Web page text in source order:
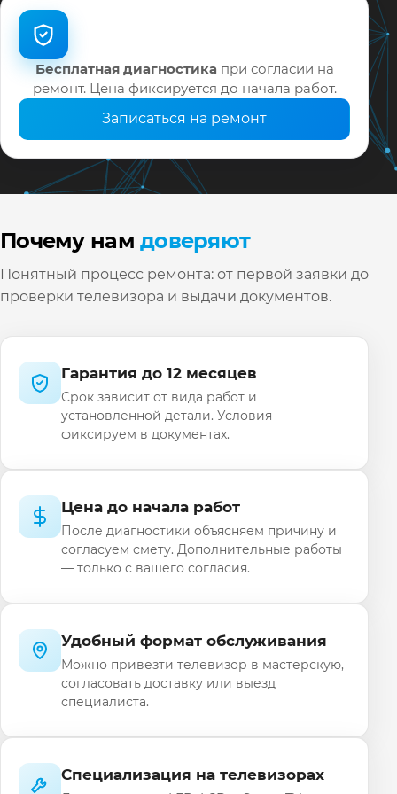
гарантию до 12 месяцев.
Бесплатная диагностика при согласии на
ремонт. Цена фиксируется до начала работ.
Записаться на ремонт
Почему намдоверяют
Понятный процесс ремонта: от первой заявки до
проверки телевизора и выдачи документов.
Гарантия до 12 месяцев
Срок зависит от вида работ и
установленной детали. Условия
фиксируем в документах.
Цена до начала работ
После диагностики объясняем причину и
согласуем смету. Дополнительные работы
— только с вашего согласия.
Удобный формат обслуживания
Можно привезти телевизор в мастерскую,
согласовать доставку или выезд
специалиста.
Специализация на телевизорах